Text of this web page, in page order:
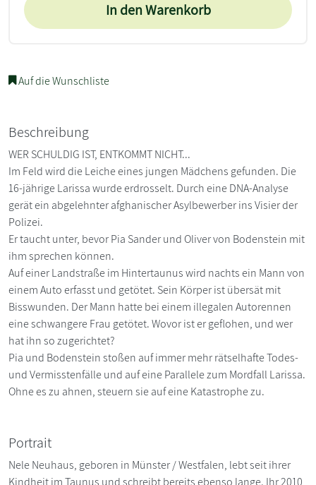
In den Warenkorb
Auf die Wunschliste
Beschreibung
WER SCHULDIG IST, ENTKOMMT NICHT...
Im Feld wird die Leiche eines jungen Mädchens gefunden. Die
16-jährige Larissa wurde erdrosselt. Durch eine DNA-Analyse
gerät ein abgelehnter afghanischer Asylbewerber ins Visier der
Polizei.
Er taucht unter, bevor Pia Sander und Oliver von Bodenstein mit
ihm sprechen können.
Auf einer Landstraße im Hintertaunus wird nachts ein Mann von
einem Auto erfasst und getötet. Sein Körper ist übersät mit
Bisswunden. Der Mann hatte bei einem illegalen Autorennen
eine schwangere Frau getötet. Wovor ist er geflohen, und wer
hat ihn so zugerichtet?
Pia und Bodenstein stoßen auf immer mehr rätselhafte Todes-
und Vermisstenfälle und auf eine Parallele zum Mordfall Larissa.
Ohne es zu ahnen, steuern sie auf eine Katastrophe zu.
Portrait
Nele Neuhaus, geboren in Münster / Westfalen, lebt seit ihrer
Kindheit im Taunus und schreibt bereits ebenso lange. Ihr 2010